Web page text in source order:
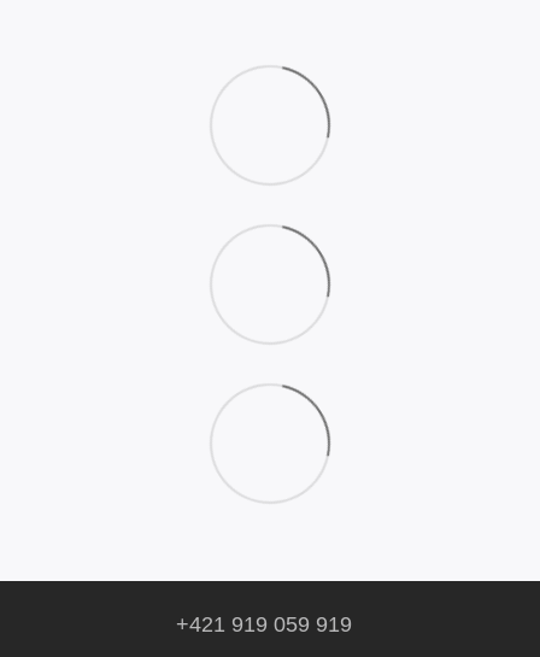
+421 919 059 919